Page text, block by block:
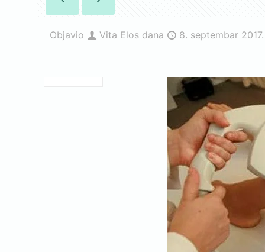
Objavio Vita Elos dana 8. septembar 2017.